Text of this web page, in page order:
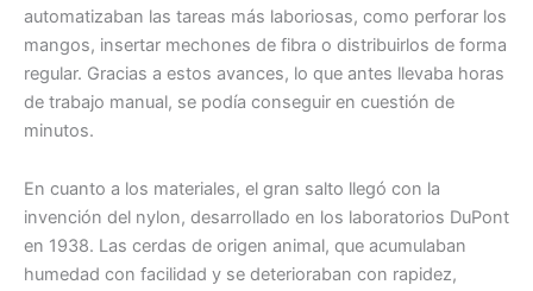
automatizaban las tareas más laboriosas, como perforar los
mangos, insertar mechones de fibra o distribuirlos de forma
regular. Gracias a estos avances, lo que antes llevaba horas
de trabajo manual, se podía conseguir en cuestión de
minutos.
En cuanto a los materiales, el gran salto llegó con la
invención del nylon, desarrollado en los laboratorios DuPont
en 1938. Las cerdas de origen animal, que acumulaban
humedad con facilidad y se deterioraban con rapidez,